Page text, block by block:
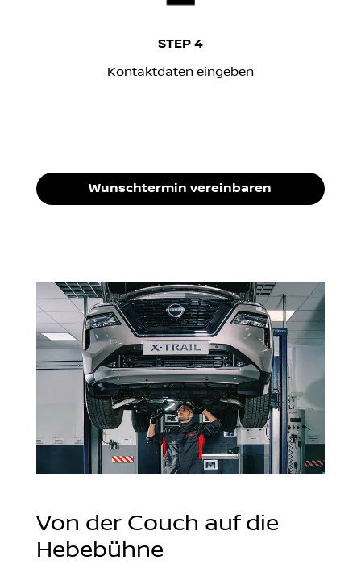
STEP 4
Kontaktdaten eingeben
Wunschtermin vereinbaren
Von der Couch auf die
Hebebühne